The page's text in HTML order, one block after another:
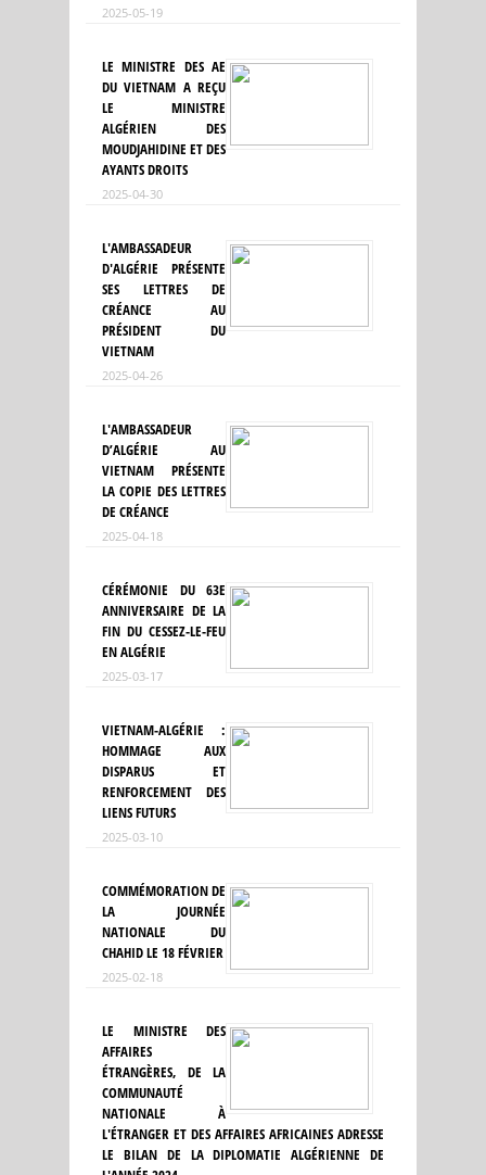
2025-05-19
LE MINISTRE DES AE
DU VIETNAM A REÇU
LE MINISTRE
ALGÉRIEN DES
MOUDJAHIDINE ET DES
AYANTS DROITS
2025-04-30
L'AMBASSADEUR
D'ALGÉRIE PRÉSENTE
SES LETTRES DE
CRÉANCE AU
PRÉSIDENT DU
VIETNAM
2025-04-26
L'AMBASSADEUR
D’ALGÉRIE AU
VIETNAM PRÉSENTE
LA COPIE DES LETTRES
DE CRÉANCE
2025-04-18
CÉRÉMONIE DU 63E
ANNIVERSAIRE DE LA
FIN DU CESSEZ-LE-FEU
EN ALGÉRIE
2025-03-17
VIETNAM-ALGÉRIE :
HOMMAGE AUX
DISPARUS ET
RENFORCEMENT DES
LIENS FUTURS
2025-03-10
COMMÉMORATION DE
LA JOURNÉE
NATIONALE DU
CHAHID LE 18 FÉVRIER
2025-02-18
LE MINISTRE DES
AFFAIRES
ÉTRANGÈRES, DE LA
COMMUNAUTÉ
NATIONALE À
L'ÉTRANGER ET DES AFFAIRES AFRICAINES ADRESSE
LE BILAN DE LA DIPLOMATIE ALGÉRIENNE DE